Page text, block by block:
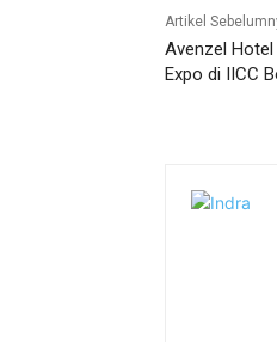
Artikel
Avenzel
Expo di IICC